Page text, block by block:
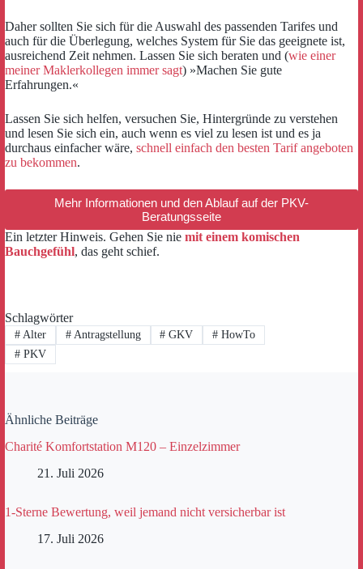
Daher sollten Sie sich für die Auswahl des passenden Tarifes und
auch für die Überlegung, welches System für Sie das geeignete ist,
ausreichend Zeit nehmen. Lassen Sie sich beraten und (wie einer
meiner Maklerkollegen immer sagt) »Machen Sie gute
Erfahrungen.«
Lassen Sie sich helfen, versuchen Sie, Hintergründe zu verstehen
und lesen Sie sich ein, auch wenn es viel zu lesen ist und es ja
durchaus einfacher wäre, schnell einfach den besten Tarif angeboten
zu bekommen.
Mehr Informationen und den Ablauf auf der PKV-
Beratungsseite
Ein letzter Hinweis. Gehen Sie nie mit einem komischen
Bauchgefühl, das geht schief.
Schlagwörter
#Alter #Antragstellung # GKV # HowTo
#PKV
Ähnliche Beiträge
Charité Komfortstation M120 – Einzelzimmer
21. Juli 2026
1-Sterne Bewertung, weil jemand nicht versicherbar ist
17. Juli 2026